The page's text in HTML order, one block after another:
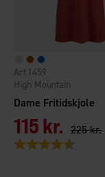
Dame Fritidskjole
High Mountain
1459
115 kr. 225 kr.
Vurdering: